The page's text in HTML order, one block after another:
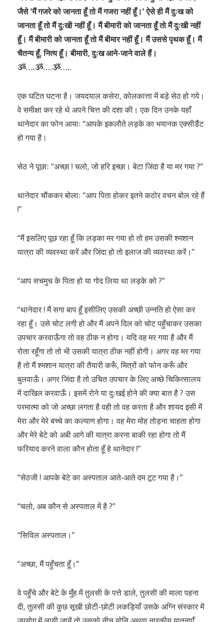
जैसे ʹमैं गजरे को जानता हूँ तो मैं गजरा नहीं हूँ।ʹ ऐसे ही मैं दुःख को
जानता हूँ तो मैं दुःखी नहीं हूँ। मैं बीमारी को जानता हूँ तो मैं दुःखी नहीं
हूँ। मैं बीमारी को जानता हूँ तो मैं बीमार नहीं हूँ। मैं उससे पृथक हूँ। मैं
चैतन्य हूँ, नित्य हूँ। बीमारी, दुःख आने-जाने वाले हैं।
ૐ….ૐ….ૐ…..
एक घटित घटना है। जयदयाल कसेरा, कोलकात्ता में बड़े सेठ हो गये।
वे समीक्षा कर रहे थे अपने चित्त की दशा की। एक दिन उनके यहाँ
थानेदार का फोन आयाः “आपके इकलौते लड़के का भयानक एक्सीडैंट
हो गया है।
सेठ ने पूछाः “अच्छा ! चलो, जो हरि इच्छा। बेटा जिंदा है या मर गया ?”
थानेदार चौंककर बोलाः “आप पिता होकर इतने कठोर वचन बोल रहे हैं
!”
“मैं इसलिए पूछ रहा हूँ कि लड़का मर गया हो तो हम उसकी श्मशान
यात्रा की व्यवस्था करें और जिंदा हो तो इलाज की व्यवस्था करें।”
“आप सचमुच के पिता हो या गोद लिया था लड़के को ?”
“थानेदार ! मैं सगा बाप हूँ इसीलिए उसकी अच्छी उन्नति हो ऐसा कर
रहा हूँ। उसे चोट लगी हो और मैं अपने दिल को चोट पहुँचाकर उसका
उपचार करवाऊँगा तो वह ठीक न होगा। यदि वह मर गया है और मैं
रोता रहूँगा तो तो भी उसकी यात्रा ठीक नहीं होगी। अगर वह मर गया
है तो मैं श्मशान यात्रा की तैयारी करूँ, मित्रों को फोन करूँ और
बुलवाऊँ। अगर जिंदा है तो उचित उपचार के लिए अच्छे चिकित्सालय
में दाखिल करवाऊँ। इसमें रोने या दुःखई होने की क्या बात है ? उस
परमात्मा को जो अच्छा लगता है वही तो वह करता है और शायद इसी में
मेरा और मेरे बच्चे का कल्याण होगा। वह मेरा मोह तोड़ना चाहता होगा
और मेरे बेटे को अबी आगे की यात्रा करना बाकी रहा होगा तो मैं
फरियाद करने वाला कौन होता हूँ हे थानेदार !”
“सेठजी ! आपके बेटे का अस्पताल आते-आते दम टूट गया है।”
“चलो, अब कौन से अस्पताल में है ?”
“सिविल अस्पताल।”
“अच्छा, मैं पहुँचता हूँ।”
वे पहुँचे और बेटे के मुँह में तुलसी के पत्ते डाले, तुलसी की माला पहना
दी, तुलसी की कुछ सूखी छोटी-छोटी लकड़ियाँ उसके अग्नि संस्कार में